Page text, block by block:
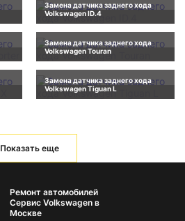
Замена датчика заднего хода
Volkswagen ID.4
Замена датчика заднего хода
Volkswagen Touran
Замена датчика заднего хода
Volkswagen Tiguan L
Показать еще
Ремонт автомобилей
Сервис Volkswagen в
Москве